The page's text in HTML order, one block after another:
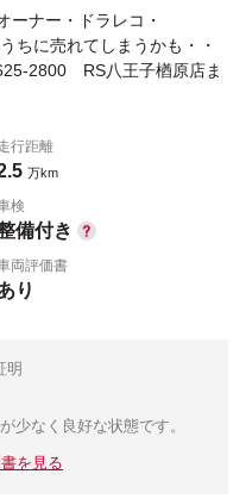
ーナー・ドラレコ・
ちに売れてしまうかも・・
2800 RS八王子楢原店ま
行距離
万km
検
備付き
両評価書
り
明
少なく良好な状態です。
を見る